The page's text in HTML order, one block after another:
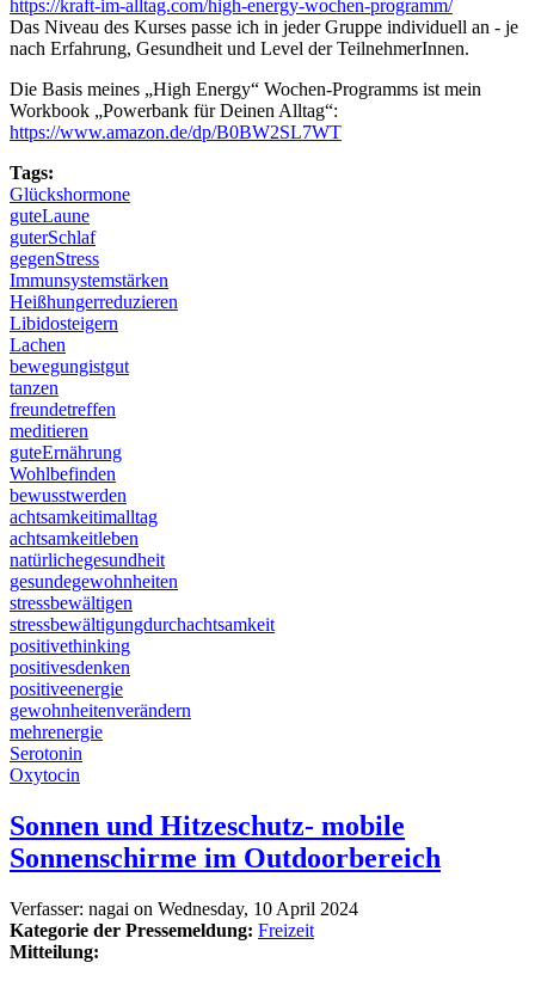
https://kraft-im-alltag.com/high-energy-wochen-programm/
Das Niveau des Kurses passe ich in jeder Gruppe individuell an - je
nach Erfahrung, Gesundheit und Level der TeilnehmerInnen.
Die Basis meines „High Energy“ Wochen-Programms ist mein
Workbook „Powerbank für Deinen Alltag“:
https://www.amazon.de/dp/B0BW2SL7WT
Tags:
Glückshormone
guteLaune
guterSchlaf
gegenStress
Immunsystemstärken
Heißhungerreduzieren
Libidosteigern
Lachen
bewegungistgut
tanzen
freundetreffen
meditieren
guteErnährung
Wohlbefinden
bewusstwerden
achtsamkeitimalltag
achtsamkeitleben
natürlichegesundheit
gesundegewohnheiten
stressbewältigen
stressbewältigungdurchachtsamkeit
positivethinking
positivesdenken
positiveenergie
gewohnheitenverändern
mehrenergie
Serotonin
Oxytocin
Sonnen und Hitzeschutz- mobile
Sonnenschirme im Outdoorbereich
Verfasser: nagai on Wednesday, 10 April 2024
Kategorie der Pressemeldung: Freizeit
Mitteilung: